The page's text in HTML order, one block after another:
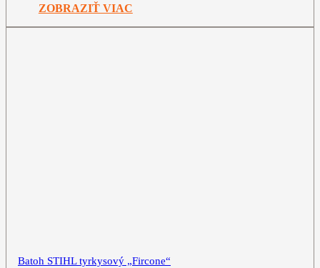
ZOBRAZIŤ VIAC
Batoh STIHL tyrkysový „Fircone“